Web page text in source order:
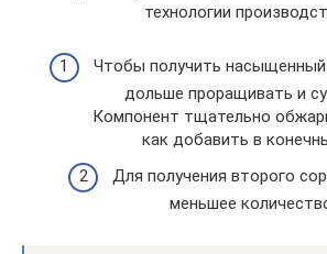
технологии
Чтобы получить
дольше проращивать и
Компонент тщательно
как добавить в
Для получения второго
меньшее